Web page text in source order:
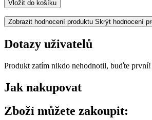
Vložit do košíku
Zobrazit hodnocení produktu Skrýt hodnocení
Dotazy uživatelů
Produkt zatím nikdo nehodnotil, buďte první!
Jak nakupovat
Zboží můžete zakoupit: